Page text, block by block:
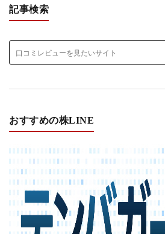
記事検索
おすすめの株LINE